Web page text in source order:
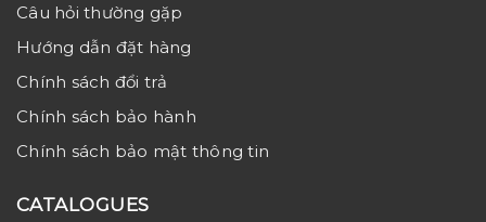
Câu hỏi thường gặp
Hướng dẫn đặt hàng
Chính sách đổi trả
Chính sách bảo hành
Chính sách bảo mật thông tin
CATALOGUES